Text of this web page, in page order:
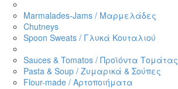
Marmalades-Jams / Μαρμελάδες
Chutneys
Spoon Sweats / Γλυκά Κουταλιού
Sauces & Tomatos / Προϊόντα Τομάτας
Pasta & Soup / Ζυμαρικά & Σούπες
Flour-made / Αρτοποιήματα